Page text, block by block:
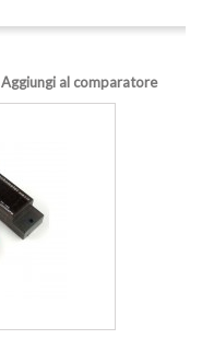
Aggiungi al comparatore